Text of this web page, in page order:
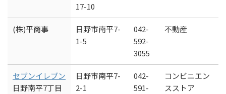
17-10
(株)平商事
日野市南平7-
1-5
042-
592-
3055
不動産
セブンイレブン
日野南平7丁目
日野市南平7-
2-1
042-
591-
コンビニエン
スストア